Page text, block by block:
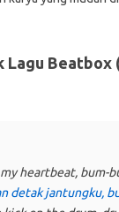
Lagu Beatbox
heartbeat, bum-
detak jantungku,